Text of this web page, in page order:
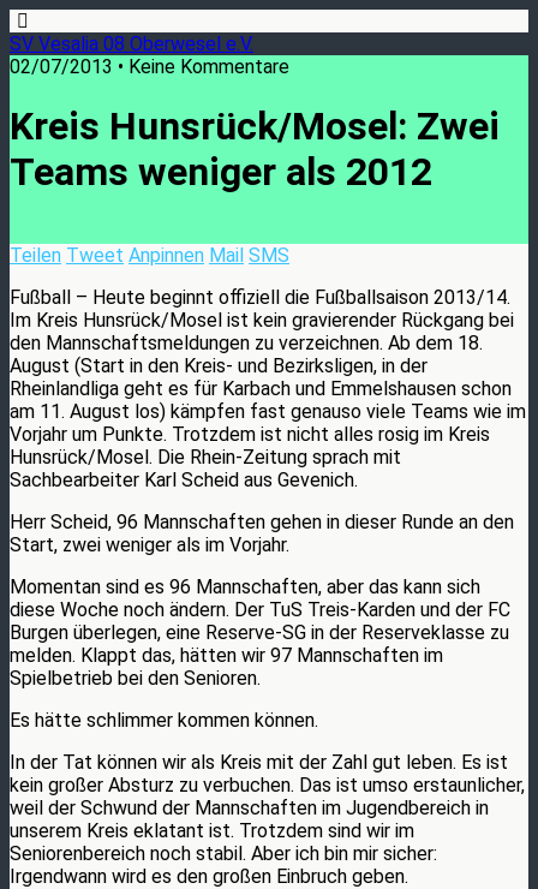
SV Vesalia 08 Oberwesel e.V.
02/07/2013 • Keine Kommentare
Kreis Hunsrück/Mosel: Zwei
Teams weniger als 2012
Teilen Tweet Anpinnen Mail SMS
Fußball – Heute beginnt offiziell die Fußballsaison 2013/14.
Im Kreis Hunsrück/Mosel ist kein gravierender Rückgang bei
den Mannschaftsmeldungen zu verzeichnen. Ab dem 18.
August (Start in den Kreis- und Bezirksligen, in der
Rheinlandliga geht es für Karbach und Emmelshausen schon
am 11. August los) kämpfen fast genauso viele Teams wie im
Vorjahr um Punkte. Trotzdem ist nicht alles rosig im Kreis
Hunsrück/Mosel. Die Rhein-Zeitung sprach mit
Sachbearbeiter Karl Scheid aus Gevenich.
Herr Scheid, 96 Mannschaften gehen in dieser Runde an den
Start, zwei weniger als im Vorjahr.
Momentan sind es 96 Mannschaften, aber das kann sich
diese Woche noch ändern. Der TuS Treis-Karden und der FC
Burgen überlegen, eine Reserve-SG in der Reserveklasse zu
melden. Klappt das, hätten wir 97 Mannschaften im
Spielbetrieb bei den Senioren.
Es hätte schlimmer kommen können.
In der Tat können wir als Kreis mit der Zahl gut leben. Es ist
kein großer Absturz zu verbuchen. Das ist umso erstaunlicher,
weil der Schwund der Mannschaften im Jugendbereich in
unserem Kreis eklatant ist. Trotzdem sind wir im
Seniorenbereich noch stabil. Aber ich bin mir sicher:
Irgendwann wird es den großen Einbruch geben.